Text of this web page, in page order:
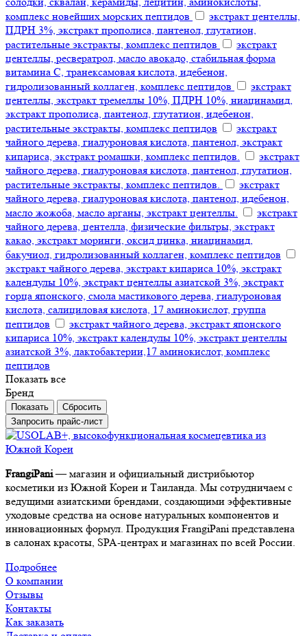
комплекс новейших морских пептидов
экстракт центеллы,
ПДРН 3%, экстракт прополиса, пантенол, глутатион,
растительные экстракты, комплекс пептидов
экстракт
центеллы, ресвератрол, масло авокадо, стабильная форма
витамина С, транексамовая кислота, идебенон,
гидролизованный коллаген, комплекс пептидов
экстракт
центеллы, экстракт тремеллы 10%, ПДРН 10%, ниацинамид,
экстракт прополиса, пантенол, глутатион, идебенон,
растительные экстракты, комплекс пептидов
экстракт
чайного дерева, гиалуроновая кислота, пантенол, экстракт
кипариса, экстракт ромашки, комплекс пептидов.
экстракт
чайного дерева, гиалуроновая кислота, пантенол, глутатион,
растительные экстракты, комплекс пептидов.
экстракт
чайного дерева, гиалуроновая кислота, пантенол, идебенон,
масло жожоба, масло арганы, экстракт центеллы.
экстракт
чайного дерева, центелла, физические фильтры, экстракт
какао, экстракт моринги, оксид цинка, ниацинамид,
бакучиол, гидролизованный коллаген, комплекс пептидов
экстракт чайного дерева, экстракт кипариса 10%, экстракт
календулы 10%, экстракт центеллы азиатской 3%, экстракт
горца японского, смола мастикового дерева, гиалуроновая
кислота, салициловая кислота, 17 аминокислот, группа
пептидов
экстракт чайного дерева, экстракт японского
кипариса 10%, экстракт календулы 10%, экстракт центеллы
азиатской 3%, лактобактерии,17 аминокислот, комплекс
пептидов
Показать все
Бренд
Сбросить
Запросить прайс-лист
FrangiPani— магазин и официальный дистрибьютор
косметики из Южной Кореи и Таиланда. Мы сотрудничаем с
ведущими азиатскими брендами, создающими эффективные
уходовые средства на основе натуральных компонентов и
инновационных формул. Продукция FrangiPani представлена
в салонах красоты, SPA-центрах и магазинах по всей России.
Подробнее
О компании
Отзывы
Контакты
Как заказать